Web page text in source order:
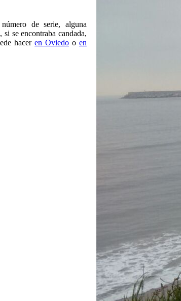
de serie, alguna
se encontraba candada,
haceren Oviedo o en